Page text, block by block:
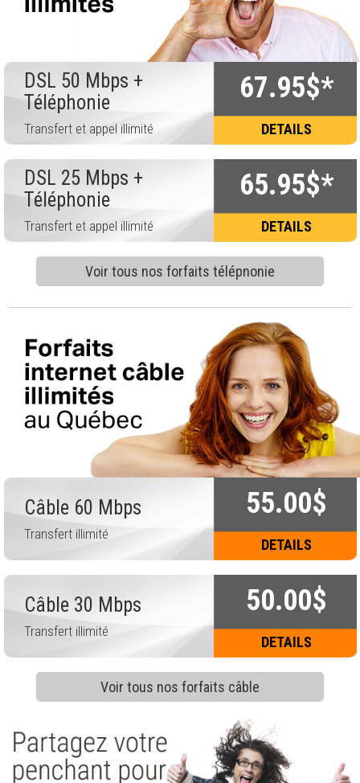
DSL 50 Mbps +
Téléphonie
Transfert et appel illimité
67.95$*
DETAILS
DSL 25 Mbps +
Téléphonie
Transfert et appel illimité
65.95$*
DETAILS
Voir tous nos forfaits télépnonie
Câble 60 Mbps
Transfert illimité
55.00$
DETAILS
Câble 30 Mbps
Transfert illimité
50.00$
DETAILS
Voir tous nos forfaits câble